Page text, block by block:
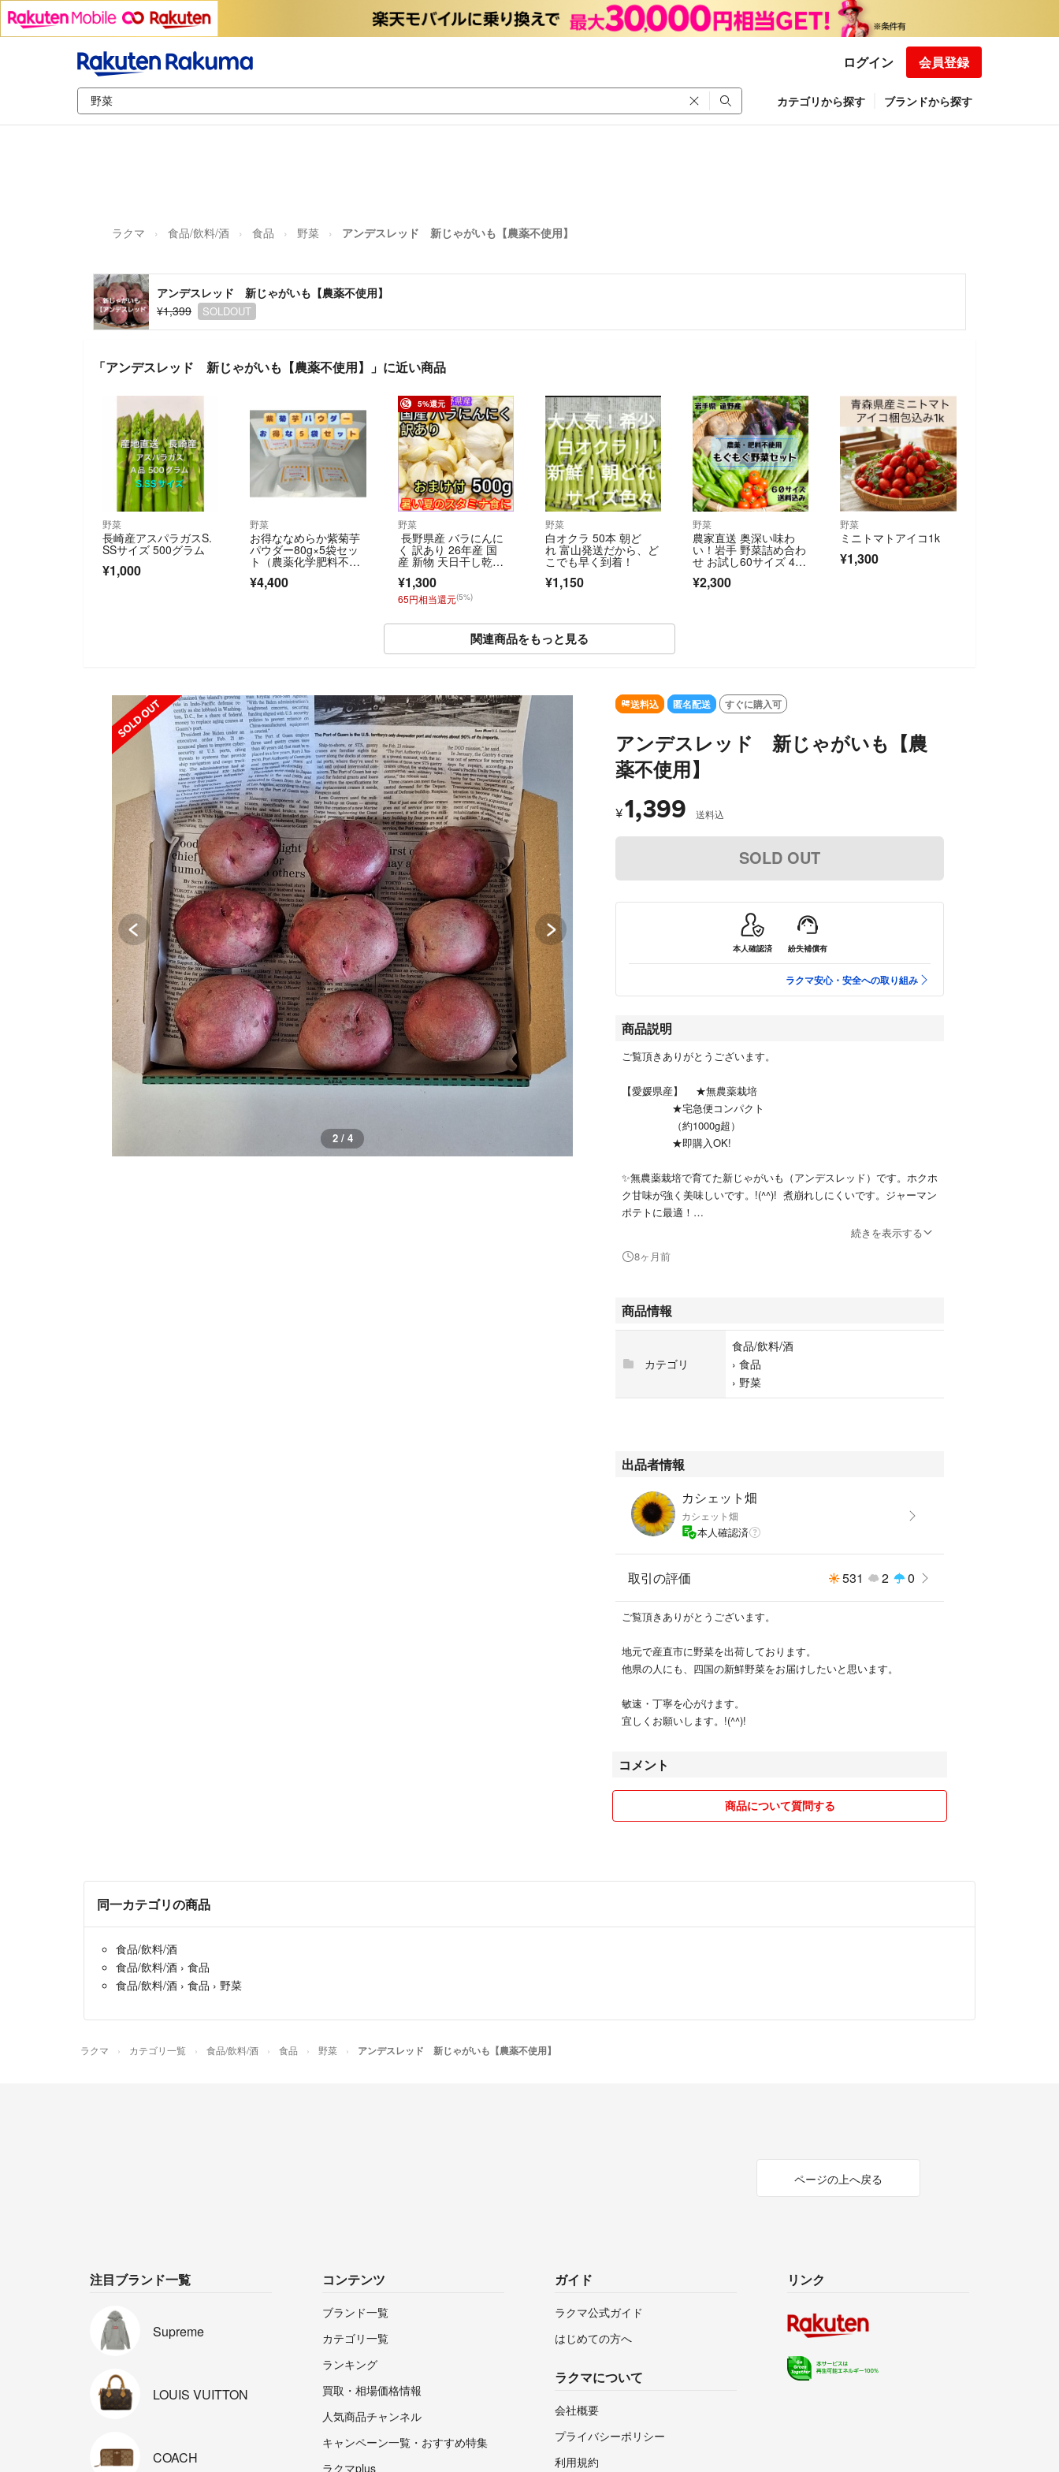
ログイン 会員登録
カテゴリから探す ブランドから探す
ラクマ 食品/飲料/酒 食品 野菜 アンデスレッド 新じゃがいも【農薬不使用】
アンデスレッド 新じゃがいも【農薬不使用】
¥1,399
SOLDOUT
「アンデスレッド 新じゃがいも【農薬不使用】」に近い商品
野菜
長崎産アスパラガスS.
SSサイズ 500グラム
¥1,000
野菜
お得ななめらか紫菊芋
パウダー80g×5袋セッ
ト（農薬化学肥料不使
用)
¥4,400
5%還元
野菜
長野県産 バラにんに
く 訳あり 26年産 国
産 新物 天日干し乾
燥 ニンニク 大蒜 スタ
ミナ食 送料無料 500g
¥1,300
65円相当還元(5%)
野菜
白オクラ 50本 朝ど
れ 富山発送だから、ど
こでも早く到着！
¥1,150
野菜
農家直送 奥深い味わ
い！岩手 野菜詰め合わ
せ お試し60サイズ 4〜
6種類《農薬不使用》
¥2,300
野菜
ミニトマトアイコ1k
¥1,300
関連商品をもっと見る
SOLD OUT SOLD OUT
2 / 4
送料込 匿名配送 すぐに購入可
アンデスレッド 新じゃがいも【農
薬不使用】
¥1,399 送料込
SOLD OUT
本人確認済 紛失補償有
ラクマ安心・安全への取り組み
商品説明
ご覧頂きありがとうございます。
【愛媛県産】 ★無農薬栽培
★宅急便コンパクト
（約1000g超）
★即購入OK!
✨無農薬栽培で育てた新じゃがいも（アンデスレッド）です。ホクホ
ク甘味が強く美味しいです。!(^^)! 煮崩れしにくいです。ジャーマン
ポテトに最適！
す。（2枚目が現物写真です。）ご理解下さい。
たての新じゃがいもです。美味しいですよ❗
✨宅急便コンパクトに1000g以上で箱詰めしますので配送中の痛み等
はご理解下さい。
#無農薬野菜
#アンデスレッド
#ジャーマンポテト
#ポテトサラダ
#じゃがバター
#カレー
続きを表示する
8ヶ月前
商品情報
カテゴリ
食品/飲料/酒
› 食品
› 野菜
出品者情報
カシェット畑
カシェット畑
本人確認済
取引の評価 531 2 0
ご覧頂きありがとうございます。
地元で産直市に野菜を出荷しております。
他県の人にも、四国の新鮮野菜をお届けしたいと思います。
敏速・丁寧を心がけます。
宜しくお願いします。!(^^)!
コメント
商品について質問する
同一カテゴリの商品
食品/飲料/酒
食品/飲料/酒 › 食品
食品/飲料/酒 › 食品 › 野菜
ラクマ カテゴリ一覧 食品/飲料/酒 食品 野菜 アンデスレッド 新じゃがいも【農薬不使用】
ページの上へ戻る
注目ブランド一覧
Supreme
LOUIS VUITTON
COACH
コンテンツ
ブランド一覧
カテゴリ一覧
ランキング
買取・相場価格情報
人気商品チャンネル
キャンペーン一覧・おすすめ特集
ラクマplus
ガイド
ラクマ公式ガイド
はじめての方へ
ラクマについて
会社概要
プライバシーポリシー
利用規約
リンク